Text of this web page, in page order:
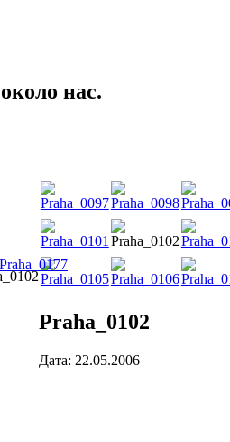
нас.
Praha_0102
Дата: 22.05.2006